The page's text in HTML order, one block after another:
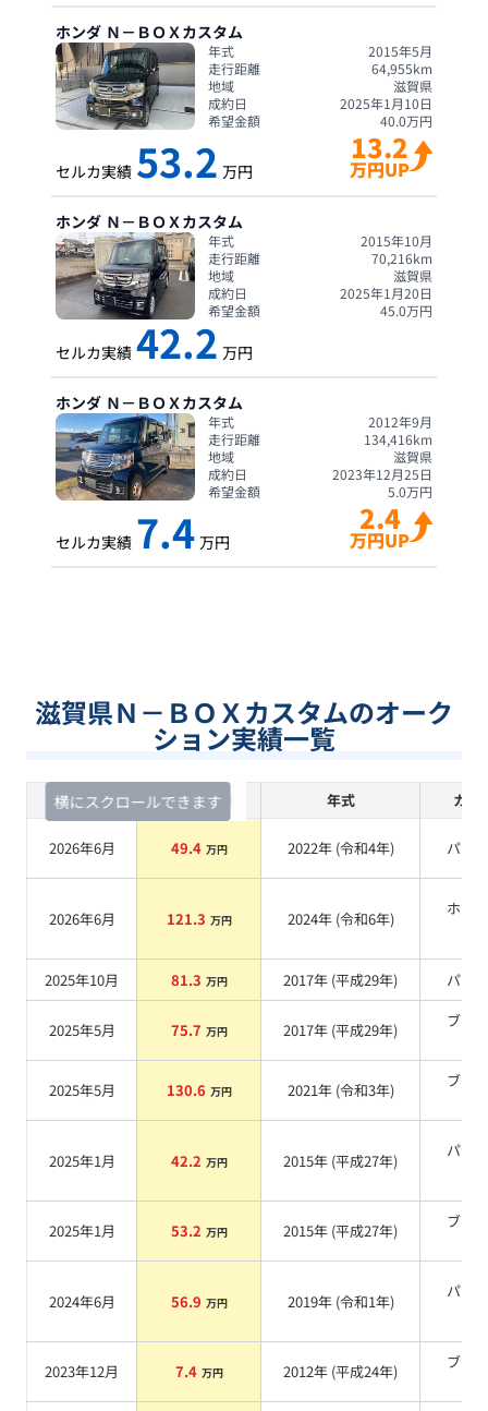
ホンダ Ｎ－ＢＯＸカスタム
年式
2015年5月
走行距離
64,955km
地域
滋賀県
成約日
2025年1月10日
希望金額
40.0万円
セルカ実績 53.2 万円
13.2
万円UP
ホンダ Ｎ－ＢＯＸカスタム
年式
2015年10月
走行距離
70,216km
地域
滋賀県
成約日
2025年1月20日
希望金額
45.0万円
セルカ実績 42.2 万円
ホンダ Ｎ－ＢＯＸカスタム
年式
2012年9月
走行距離
134,416km
地域
滋賀県
成約日
2023年12月25日
希望金額
5.0万円
セルカ実績 7.4 万円
2.4
万円UP
滋賀県Ｎ－ＢＯＸカスタムのオーク
ション実績一覧
横にスクロールできます
査定時期 セルカ実績 年式 カラ
2026年6月 49.4 万円 2022年 (令和4年) パール
2026年6月 121.3 万円 2024年 (令和6年)
ホワ
2025年10月 81.3 万円 2017年 (平成29年) パール
2025年5月 75.7 万円 2017年 (平成29年)
ブラ
2025年5月 130.6 万円 2021年 (令和3年)
ブラ
2025年1月 42.2 万円 2015年 (平成27年)
パー
2025年1月 53.2 万円 2015年 (平成27年)
ブラ
2024年6月 56.9 万円 2019年 (令和1年)
パー
2023年12月 7.4 万円 2012年 (平成24年)
ブラ